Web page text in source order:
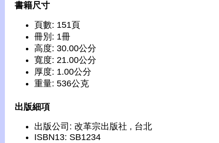
書籍尺寸
頁數: 151頁
冊別: 1冊
高度: 30.00公分
寬度: 21.00公分
厚度: 1.00公分
重量: 536公克
出版細項
出版公司: 改革宗出版社 , 台北
ISBN13: SB1234